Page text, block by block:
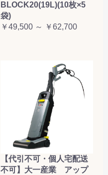
BLOCK20(19L)(10枚×5
袋)
￥49,500 ～ ￥62,700
【代引不可・個人宅配送
不可】大一産業 アップ